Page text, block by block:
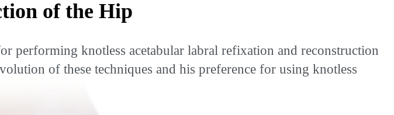
of the Hip
performing knotless acetabular labral refixation and reconstruction
of these techniques and his preference for using knotless